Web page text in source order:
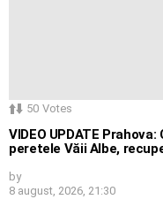
50 Votes
VIDEO UPDATE
peretele Văii Albe,
by
8 august, 2026, 21:30